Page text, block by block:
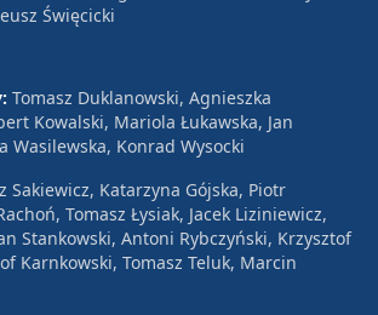
Święcicki
Tomasz Duklanowski, Agnieszka
Kowalski, Mariola Łukawska, Jan
Wasilewska, Konrad Wysocki
Sakiewicz, Katarzyna Gójska, Piotr
Tomasz Łysiak, Jacek Liziniewicz,
Stankowski, Antoni Rybczyński, Krzysztof
Karnkowski, Tomasz Teluk, Marcin